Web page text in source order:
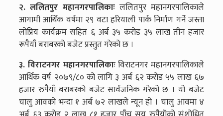
२. ललितपुर महानगरपालिकाःललितपुर महानगरपालिकाले
आगामी आर्थिक वर्षमा २९ वटा हरियाली पार्क निर्माण गर्ने जस्ता
लोप्रिय कार्यक्रम सहित ६ अर्ब ३५ करोड ३५ लाख तीन हजार
रूपैयाँ बराबरको बजेट प्रस्तुत गरेको छ ।
३. विराटनगर महानगरपालिकाःविराटनगर महानगरपालिकाले
आर्थिक वर्ष २०७९/८० को लागि ३ अर्ब ६२ करोड ५५ लाख ६७
हजार रुपैयाँ बराबरको बजेट सार्वजनिक गरेको छ । यो बजेट
चालु आवको भन्दा १ अर्ब ७२ लाखले न्यून हो । चालु आवमा ४